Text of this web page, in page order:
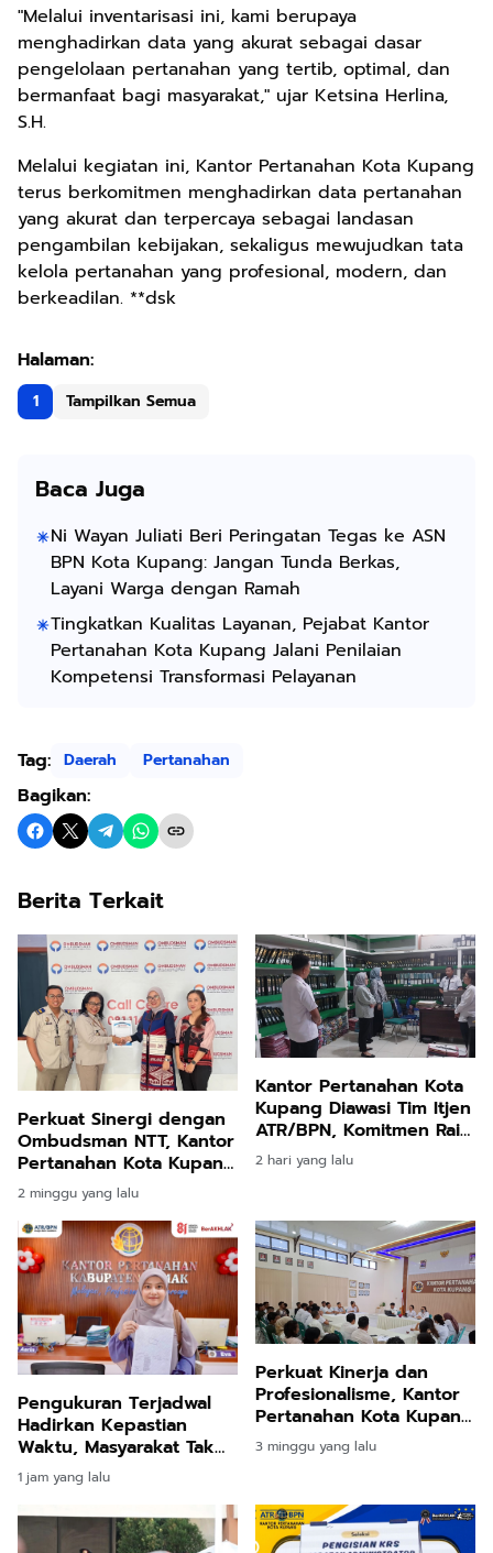
"Melalui inventarisasi ini, kami berupaya
menghadirkan data yang akurat sebagai dasar
pengelolaan pertanahan yang tertib, optimal, dan
bermanfaat bagi masyarakat," ujar Ketsina Herlina,
S.H.
Melalui kegiatan ini, Kantor Pertanahan Kota Kupang
terus berkomitmen menghadirkan data pertanahan
yang akurat dan terpercaya sebagai landasan
pengambilan kebijakan, sekaligus mewujudkan tata
kelola pertanahan yang profesional, modern, dan
berkeadilan. **dsk
1 Tampilkan Semua
Baca Juga
Ni Wayan Juliati Beri Peringatan Tegas ke ASN
BPN Kota Kupang: Jangan Tunda Berkas,
Layani Warga dengan Ramah
Tingkatkan Kualitas Layanan, Pejabat Kantor
Pertanahan Kota Kupang Jalani Penilaian
Kompetensi Transformasi Pelayanan
Tag: Daerah Pertanahan
Bagikan:
Berita Terkait
Perkuat Sinergi dengan
Ombudsman NTT, Kantor
Pertanahan Kota Kupang
Dorong Penyelesaian
Laporan Masyarakat
2 minggu yang lalu
Kantor Pertanahan Kota
Kupang Diawasi Tim Itjen
ATR/BPN, Komitmen Raih
WBK dan WBBM Kian
Diperkuat
2 hari yang lalu
Pengukuran Terjadwal
Hadirkan Kepastian
Waktu, Masyarakat Tak
Perlu Lama Menunggu
Layanan Pertanahan
1 jam yang lalu
Perkuat Kinerja dan
Profesionalisme, Kantor
Pertanahan Kota Kupang
Gelar Monitoring dan
Evaluasi Asisten
3 minggu yang lalu